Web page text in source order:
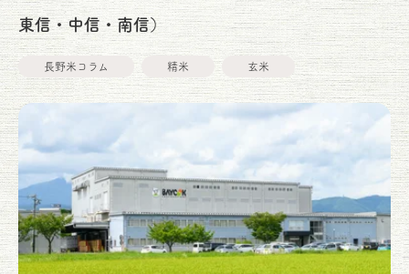
東信・中信・南信）
長野米コラム 精米 玄米